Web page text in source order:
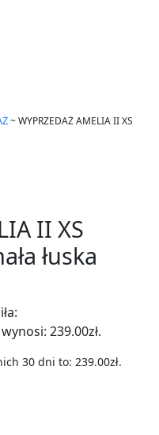
~WYPRZEDAŻ AMELIA II XS
II XS
łuska
239.00zł.
30 dni to: 239.00zł.